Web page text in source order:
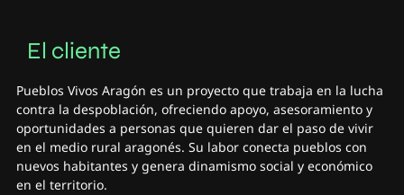
El cliente
Pueblos Vivos Aragón es un proyecto que trabaja en la lucha
contra la despoblación, ofreciendo apoyo, asesoramiento y
oportunidades a personas que quieren dar el paso de vivir
en el medio rural aragonés. Su labor conecta pueblos con
nuevos habitantes y genera dinamismo social y económico
en el territorio.